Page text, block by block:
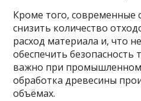
Кроме того, современные
снизить количество
расход материала и, что
обеспечить безопасность
важно при промышленном
обработка древесины
объёмах.